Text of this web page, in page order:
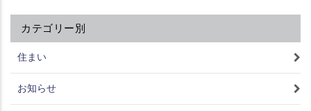
カテゴリー別
住まい
お知らせ